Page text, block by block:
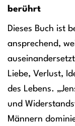
berührt
Dieses Buch ist
ansprechend,
Liebe, Verlust,
des Lebens.
und
Männern